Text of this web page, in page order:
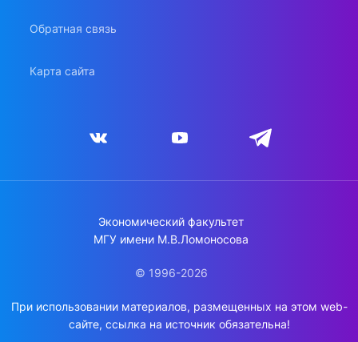
Обратная связь
Карта сайта
Экономический факультет
МГУ имени М.В.Ломоносова
© 1996-2026
При использовании материалов, размещенных на этом web-
сайте, ссылка на источник обязательна!